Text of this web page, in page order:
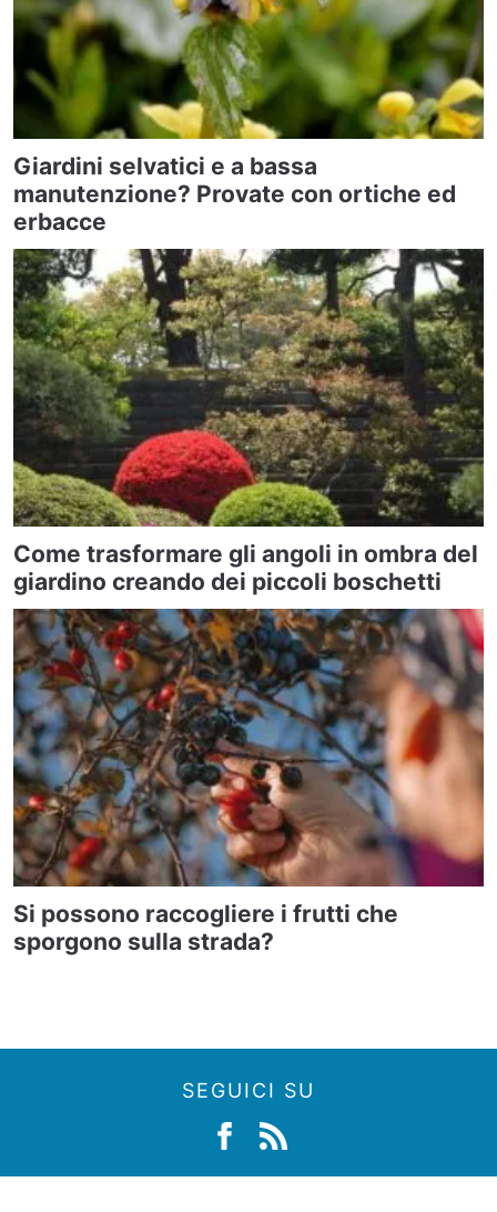
Giardini selvatici e a bassa
manutenzione? Provate con ortiche ed
erbacce
Come trasformare gli angoli in ombra del
giardino creando dei piccoli boschetti
Si possono raccogliere i frutti che
sporgono sulla strada?
SEGUICI SU